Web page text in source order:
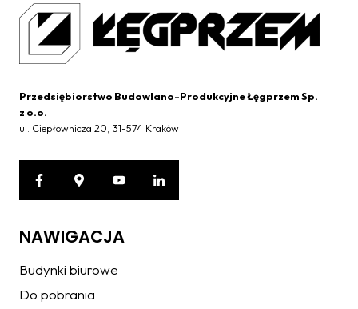
Przedsiębiorstwo Budowlano-Produkcyjne Łęgprzem Sp.
z o.o.
ul. Ciepłownicza 20, 31-574 Kraków
NAWIGACJA
Budynki biurowe
Do pobrania